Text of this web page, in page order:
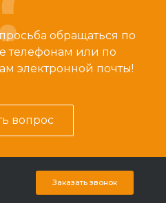
обращаться по
телефонам или по
электронной почты!
вопрос
Заказать звонок